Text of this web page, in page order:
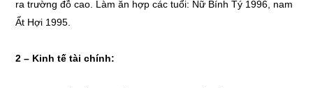
ra trường đỗ cao. Làm ăn hợp các tuổi: Nữ Bính Tý 1996, nam
Ẩt Hợi 1995.
2 – Kinh tế tài chính: